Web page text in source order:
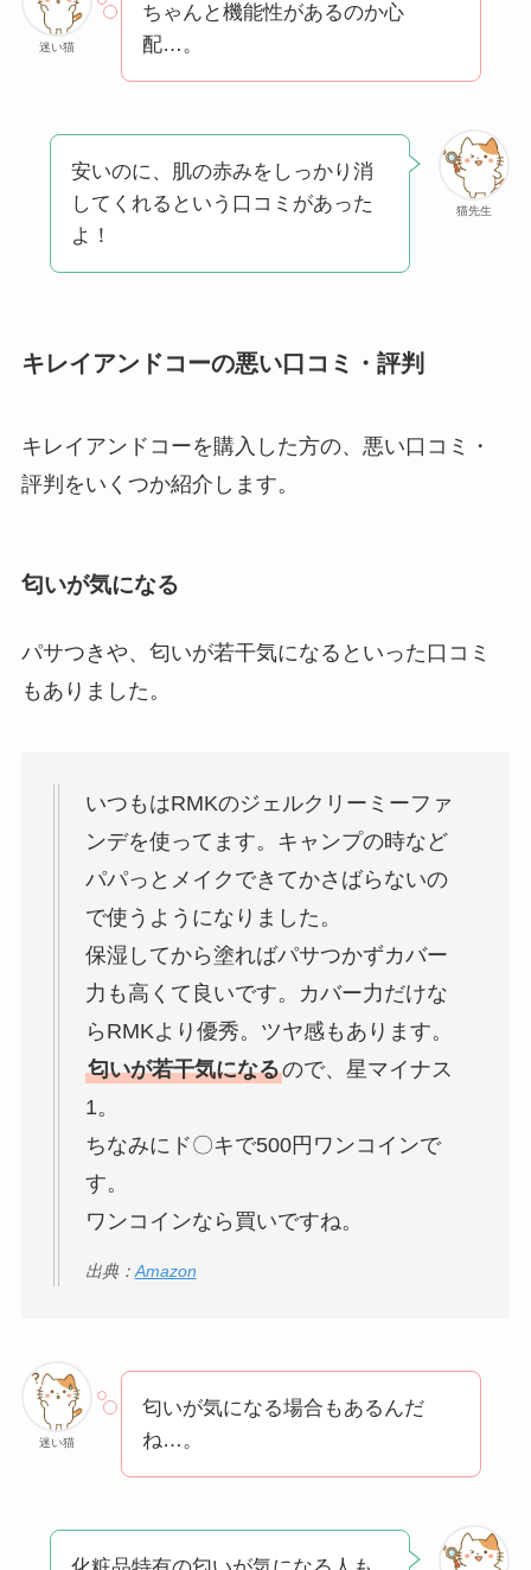
迷い猫
ちゃんと機能性があるのか心
配…。
猫先生
安いのに、肌の赤みをしっかり消
してくれるという口コミがあった
よ！
キレイアンドコーの悪い口コミ・評判
キレイアンドコーを購入した方の、悪い口コミ・
評判をいくつか紹介します。
匂いが気になる
パサつきや、匂いが若干気になるといった口コミ
もありました。
いつもはRMKのジェルクリーミーファ
ンデを使ってます。キャンプの時など
パパっとメイクできてかさばらないの
で使うようになりました。
保湿してから塗ればパサつかずカバー
力も高くて良いです。カバー力だけな
らRMKより優秀。ツヤ感もあります。
匂いが若干気になるので、星マイナス
1。
ちなみにド〇キで500円ワンコインで
す。
ワンコインなら買いですね。
出典：Amazon
迷い猫
匂いが気になる場合もあるんだ
ね…。